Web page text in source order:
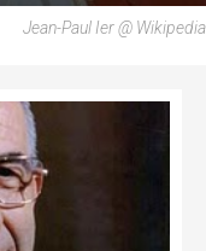
Jean-Paul Ier @ Wikipedia